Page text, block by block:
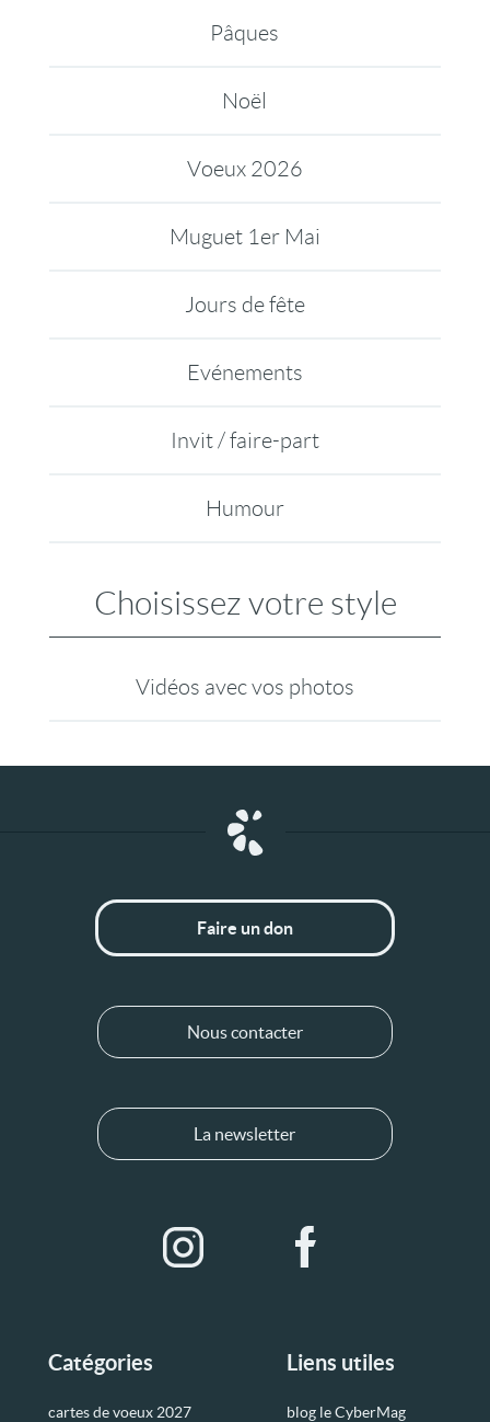
Pâques
Noël
Voeux 2026
Muguet 1er Mai
Jours de fête
Evénements
Invit / faire-part
Humour
Choisissez votre style
Vidéos avec vos photos
Catégories
cartes de voeux 2027
Liens utiles
blog le CyberMag
Faire un don
Nous contacter
La newsletter